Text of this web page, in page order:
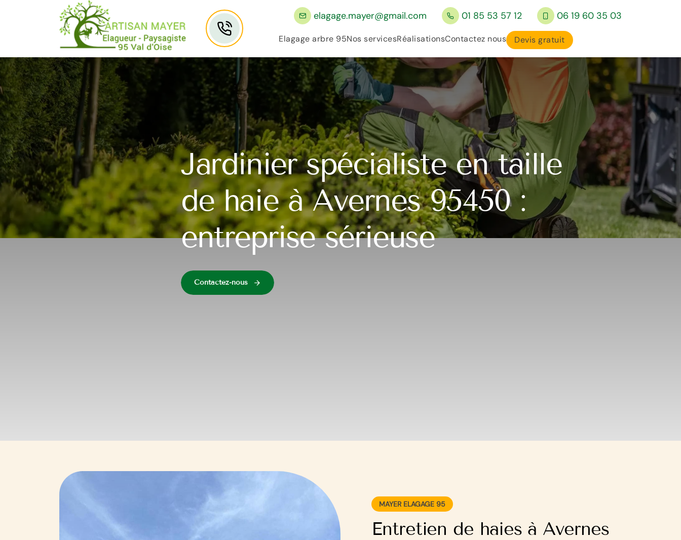
elagage.mayer@gmail.com 01 85 53 57 12 06 19 60 35 03
Elagage arbre 95Nos servicesRéalisationsContactez nous Devis gratuit
Jardinier spécialiste en taille
de haie à Avernes 95450 :
entreprise sérieuse
Contactez-nous
MAYER ELAGAGE 95
Entretien de haies à Avernes